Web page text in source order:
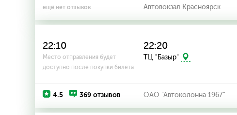
ещё нет отзывов Автовокзал Красноярск
22:10
Место отправления будет
доступно после покупки билета
22:20
ТЦ "Базыр"
4.5 369 отзывов ОАО "Автоколонна 1967"